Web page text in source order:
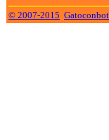
© 2007-2015